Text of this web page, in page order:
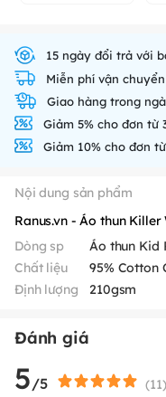
15 ngày đổi trả với
Miễn phí vận
Giao hàng trong
Giảm 5% cho đơn từ
Giảm 10% cho đơn
Nội dung sản phẩm
Ranus.vn - Áo thun
Dòng sp
Áo thun Kid
Chất liệu
95% Cotton
Định lượng
210gsm
Đánh giá
5/5 (11)